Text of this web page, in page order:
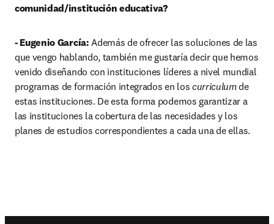
comunidad/institución educativa?
- Eugenio García: Además de ofrecer las soluciones de las
que vengo hablando, también me gustaría decir que hemos
venido diseñando con instituciones líderes a nivel mundial
programas de formación integrados en los curriculum de
estas instituciones. De esta forma podemos garantizar a
las instituciones la cobertura de las necesidades y los
planes de estudios correspondientes a cada una de ellas.